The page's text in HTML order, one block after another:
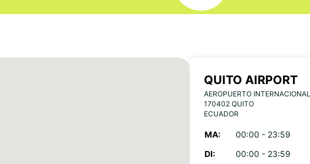
QUITO AIRPORT
AEROPUERTO
170402 QUITO
ECUADOR
MA:
00:00 - 23:59
DI:
00:00 - 23:59